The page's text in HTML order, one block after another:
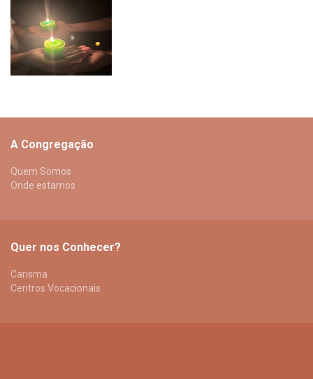
A Congregação
Quem Somos
Onde estamos
Quer nos Conhecer?
Carisma
Centros Vocacionais